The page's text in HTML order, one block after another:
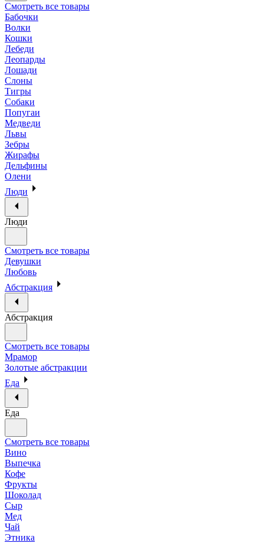
Смотреть все товары
Бабочки
Волки
Кошки
Лебеди
Леопарды
Лошади
Слоны
Тигры
Собаки
Попугаи
Медведи
Львы
Зебры
Жирафы
Дельфины
Олени
Люди
Люди
Смотреть все товары
Девушки
Любовь
Абстракция
Абстракция
Смотреть все товары
Мрамор
Золотые абстракции
Еда
Еда
Смотреть все товары
Вино
Выпечка
Кофе
Фрукты
Шоколад
Сыр
Мед
Чай
Этника